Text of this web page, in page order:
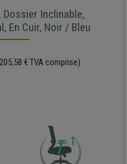
Dossier Inclinable,
En Cuir, Noir / Bleu
€ TVA comprise)